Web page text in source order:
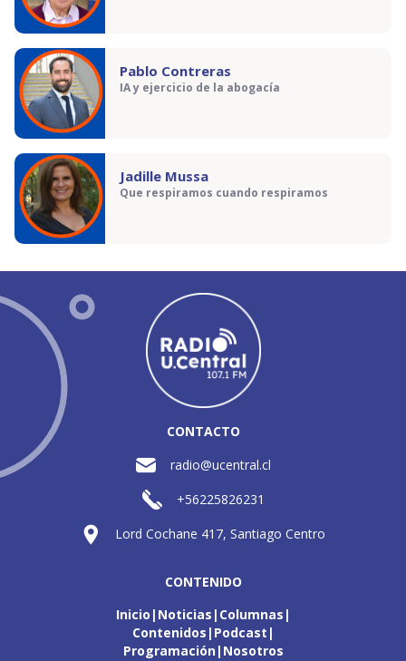
Pablo Contreras
IA y ejercicio de la abogacía
Jadille Mussa
Que respiramos cuando respiramos
CONTACTO
radio@ucentral.cl
+56225826231
Lord Cochane 417, Santiago Centro
CONTENIDO
Inicio Noticias Columnas
Contenidos Podcast
Programación Nosotros